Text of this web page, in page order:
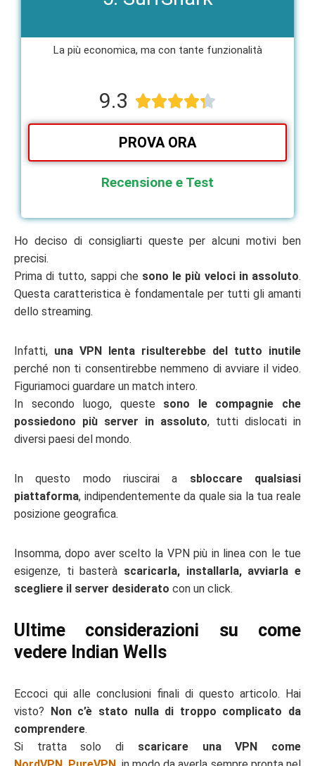
La più economica, ma con tante funzionalità​
9.3 
PROVA ORA
Recensione e Test
Ho deciso di consigliarti queste per alcuni motivi ben
precisi.
Prima di tutto, sappi che sono le più veloci in assoluto.
Questa caratteristica è fondamentale per tutti gli amanti
dello streaming.
Infatti, una VPN lenta risulterebbe del tutto inutile
perché non ti consentirebbe nemmeno di avviare il video.
Figuriamoci guardare un match intero.
In secondo luogo, queste sono le compagnie che
possiedono più server in assoluto, tutti dislocati in
diversi paesi del mondo.
In questo modo riuscirai a sbloccare qualsiasi
piattaforma, indipendentemente da quale sia la tua reale
posizione geografica.
Insomma, dopo aver scelto la VPN più in linea con le tue
esigenze, ti basterà scaricarla, installarla, avviarla e
scegliere il server desiderato con un click.
Ultime considerazioni su come
vedere Indian Wells
Eccoci qui alle conclusioni finali di questo articolo. Hai
visto? Non c’è stato nulla di troppo complicato da
comprendere.
Si tratta solo di scaricare una VPN come